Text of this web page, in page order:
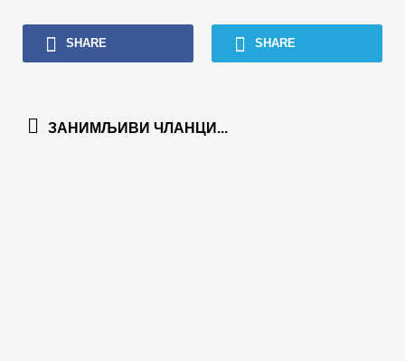
SHARE SHARE
ЗАНИМЉИВИ ЧЛАНЦИ...